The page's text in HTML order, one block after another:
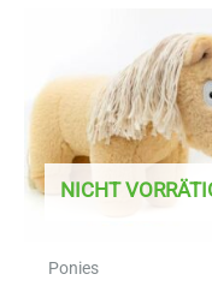
NICHT
Ponies